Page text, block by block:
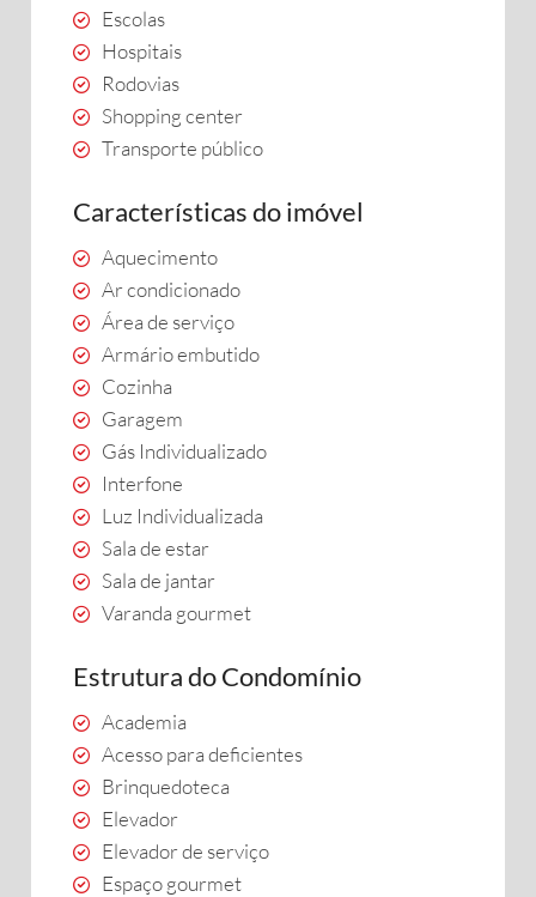
Escolas
Hospitais
Rodovias
Shopping center
Transporte público
Características do imóvel
Aquecimento
Ar condicionado
Área de serviço
Armário embutido
Cozinha
Garagem
Gás Individualizado
Interfone
Luz Individualizada
Sala de estar
Sala de jantar
Varanda gourmet
Estrutura do Condomínio
Academia
Acesso para deficientes
Brinquedoteca
Elevador
Elevador de serviço
Espaço gourmet